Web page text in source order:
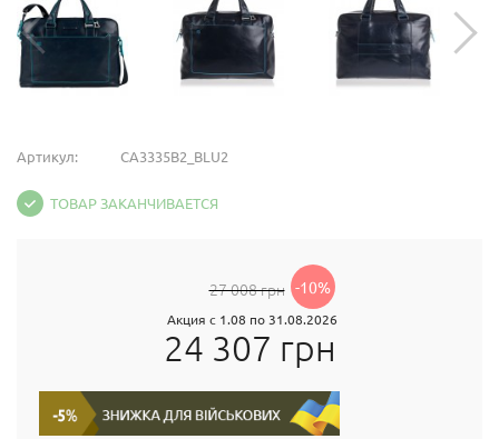
Артикул: CA3335B2_BLU2
ТОВАР ЗАКАНЧИВАЕТСЯ
27 008 грн -10%
Акция с 1.08 по 31.08.2026
24 307 грн